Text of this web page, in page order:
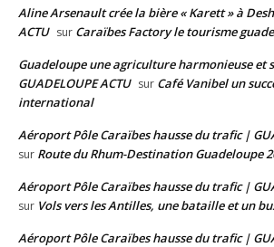
Aline Arsenault crée la bière « Karett » à
ACTU sur Caraïbes Factory le tourisme
Guadeloupe une agriculture harmonieuse et
GUADELOUPE ACTU sur Café Vanibel un
international
Aéroport Pôle Caraïbes hausse du trafic |
sur Route du Rhum-Destination Guadeloupe
Aéroport Pôle Caraïbes hausse du trafic |
sur Vols vers les Antilles, une bataille et un
Aéroport Pôle Caraïbes hausse du trafic |